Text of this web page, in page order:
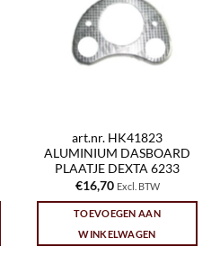
art.nr. HK41823
ALUMINIUM DASBOARD
PLAATJE DEXTA 6233
€16,70 Excl. BTW
TOEVOEGEN AAN
WINKELWAGEN